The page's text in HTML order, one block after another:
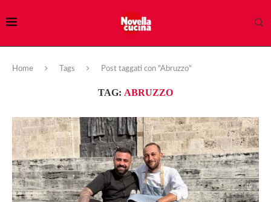
Home Tags Post taggati con "Abruzzo"
TAG: ABRUZZO